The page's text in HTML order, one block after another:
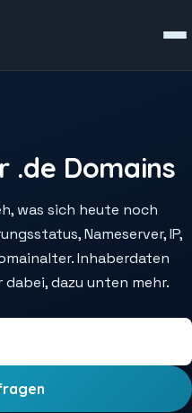
.de Domains
was sich heute noch
Nameserver, IP,
Inhaberdaten
dabei, dazu unten mehr.